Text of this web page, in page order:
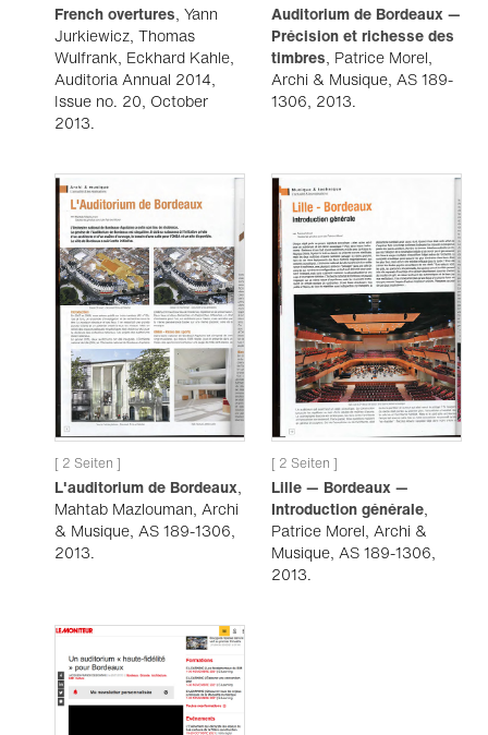
French overtures, Yann
Jurkiewicz, Thomas
Wulfrank, Eckhard Kahle,
Auditoria Annual 2014,
Issue no. 20, October
2013.
Auditorium de Bordeaux —
Précision et richesse des
timbres, Patrice Morel,
Archi & Musique, AS 189-
1306, 2013.
[ 2 Seiten ]
L'auditorium de Bordeaux,
Mahtab Mazlouman, Archi
& Musique, AS 189-1306,
2013.
[ 2 Seiten ]
Lille — Bordeaux —
Introduction générale,
Patrice Morel, Archi &
Musique, AS 189-1306,
2013.